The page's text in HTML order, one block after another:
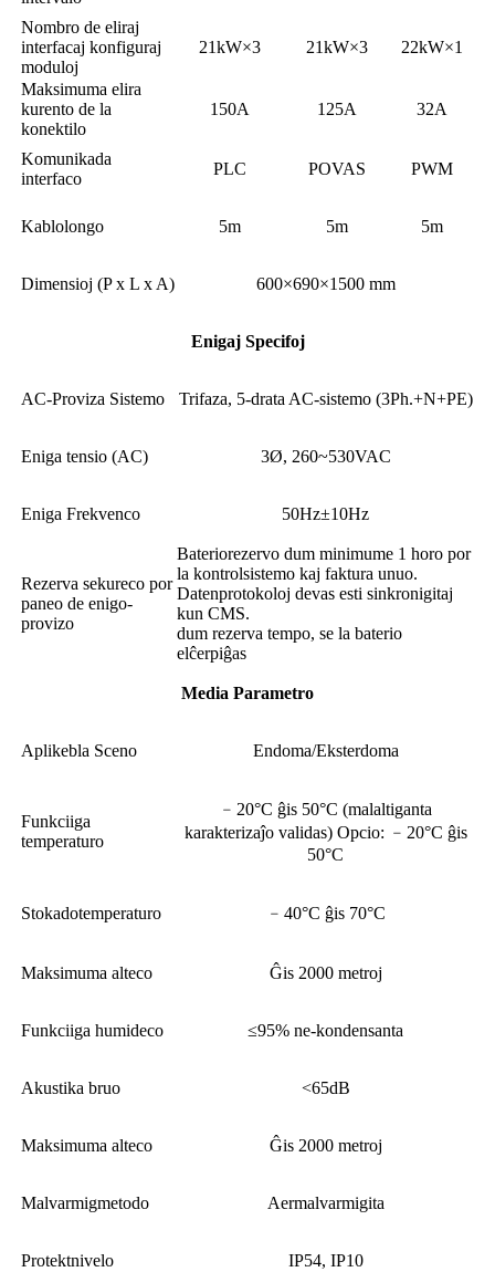
Nombro de eliraj
interfacaj konfiguraj
moduloj
21kW×3 21kW×3 22kW×1
Maksimuma elira
kurento de la
konektilo
150A 125A 32A
Komunikada
interfaco
PLC POVAS PWM
Kablolongo 5m 5m 5m
Dimensioj (P x L x A) 600×690×1500 mm
Enigaj Specifoj
AC-Proviza Sistemo Trifaza, 5-drata AC-sistemo (3Ph.+N+PE)
Eniga tensio (AC) 3Ø, 260~530VAC
Eniga Frekvenco 50Hz±10Hz
Rezerva sekureco por
paneo de enigo-
provizo
Bateriorezervo dum minimume 1 horo por
la kontrolsistemo kaj faktura unuo.
Datenprotokoloj devas esti sinkronigitaj
kun CMS.
dum rezerva tempo, se la baterio
elĉerpiĝas
Media Parametro
Aplikebla Sceno Endoma/Eksterdoma
Funkciiga
temperaturo
﹣20°C ĝis 50°C (malaltiganta
karakterizaĵo validas) Opcio: ﹣20°C ĝis
50°C
Stokadotemperaturo ﹣40°C ĝis 70°C
Maksimuma alteco Ĝis 2000 metroj
Funkciiga humideco ≤95% ne-kondensanta
Akustika bruo <65dB
Maksimuma alteco Ĝis 2000 metroj
Malvarmigmetodo Aermalvarmigita
Protektnivelo IP54, IP10